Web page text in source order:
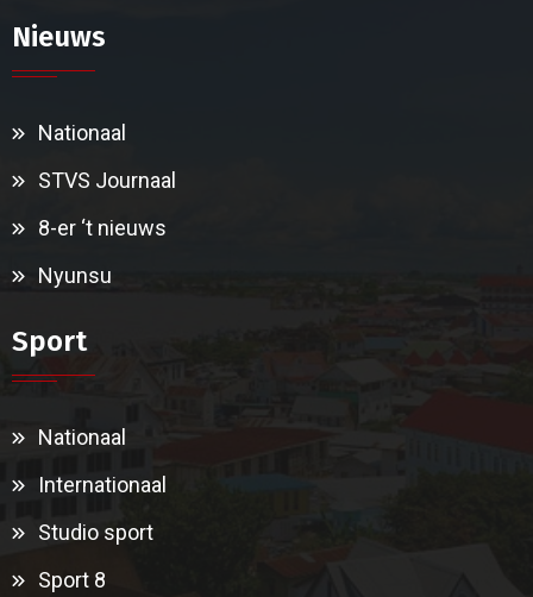
Nieuws
Nationaal
STVS Journaal
8-er ‘t nieuws
Nyunsu
Sport
Nationaal
Internationaal
Studio sport
Sport 8